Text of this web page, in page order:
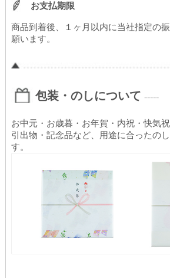
お支払期限
商品到着後、１ヶ月以内に当社指定の
願います。
包装・のしについて -----
お中元・お歳暮・お年賀・内祝・快気
引出物・記念品など、用途に合ったの
す。